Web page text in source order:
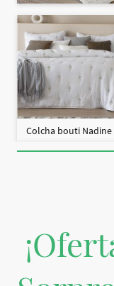
Colcha bouti Nadine